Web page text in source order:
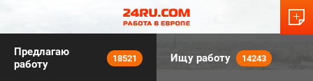
Предлагаю
работу
18521 Ищу работу 14243